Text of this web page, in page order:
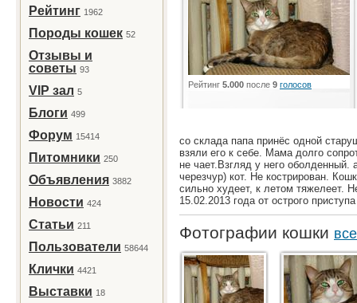
Рейтинг 1962
Породы кошек 52
Отзывы и
советы 93
VIP зал 5
Блоги 499
Форум 15414
Питомники 250
Объявления 3882
Новости 424
Статьи 211
Пользователи 58644
Клички 4421
Выставки 18
Рейтинг 5.000 после 9 голосов
со склада папа принёс одной
взяли его к себе. Мама долго
не чает.Взгляд у него оболденный.
черезчур) кот. Не кострирован.
сильно худеет, к летом тяжелеет.
15.02.2013 года от острого
Фотографии кошки